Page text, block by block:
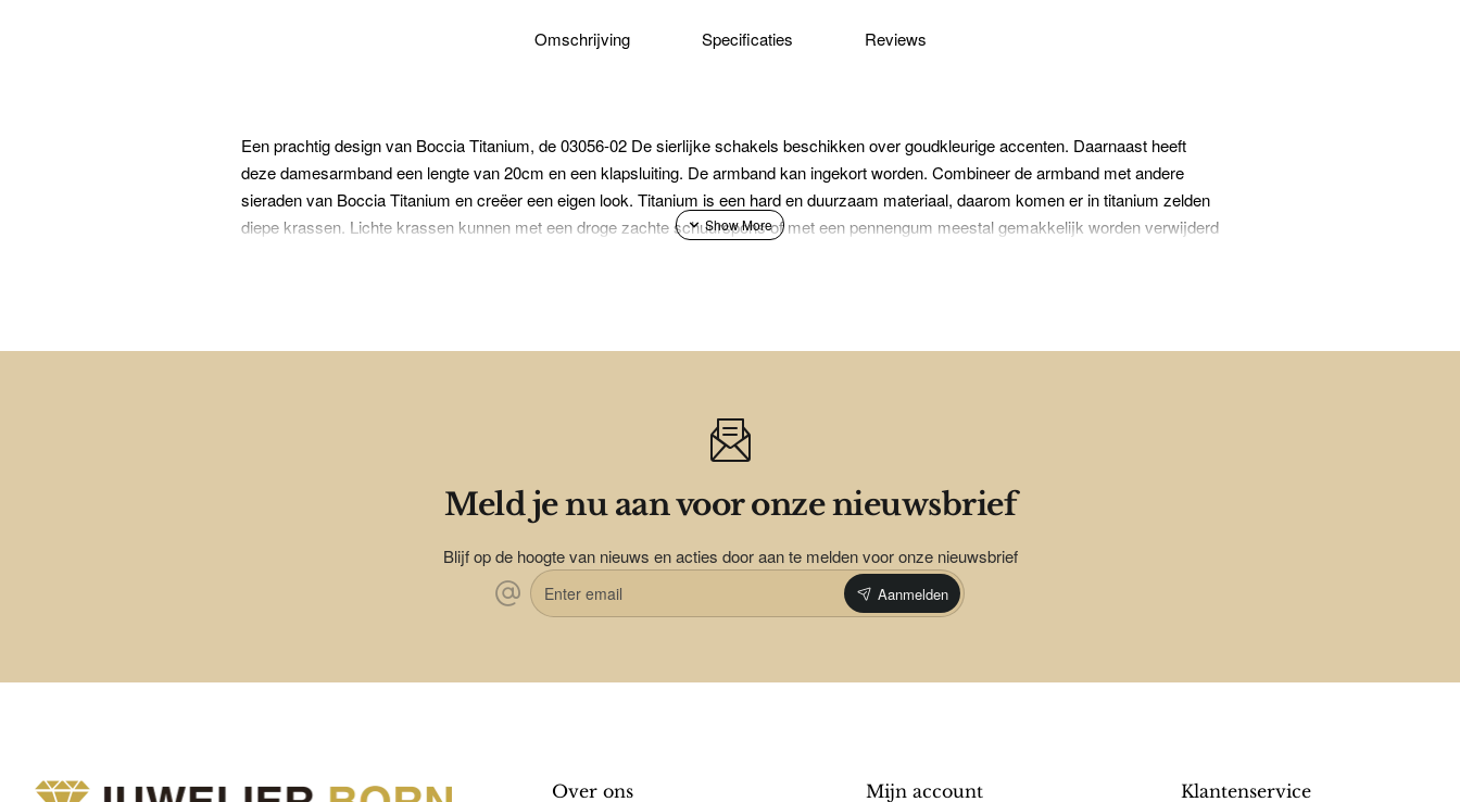
Omschrijving Specificaties Reviews
Een prachtig design van Boccia Titanium, de 03056-02 De sierlijke schakels beschikken over goudkleurige accenten. Daarnaast heeft
deze damesarmband een lengte van 20cm en een klapsluiting. De armband kan ingekort worden. Combineer de armband met andere
sieraden van Boccia Titanium en creëer een eigen look. Titanium is een hard en duurzaam materiaal, daarom komen er in titanium zelden
diepe krassen. Lichte krassen kunnen met een droge zachte schuurspons of met een pennengum meestal gemakkelijk worden verwijderd
Meld je nu aan voor onze nieuwsbrief
Blijf op de hoogte van nieuws en acties door aan te melden voor onze nieuwsbrief
Enter
email
Aanmelden
Over ons Mijn account Klantenservice